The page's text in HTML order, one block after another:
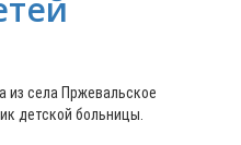
из села Пржевальское
детской больницы.